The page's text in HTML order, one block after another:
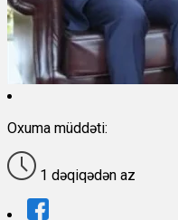
Oxuma müddəti:
1 dəqiqədən az